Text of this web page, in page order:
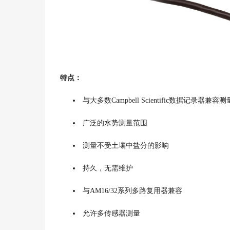
特点：
与大多数Campbell Scientific数据记录器兼容测
广泛的水势测量范围
测量不受土壤中盐分的影响
持久，无需维护
与AM16/32系列多路复用器兼容
允许多传感器测量